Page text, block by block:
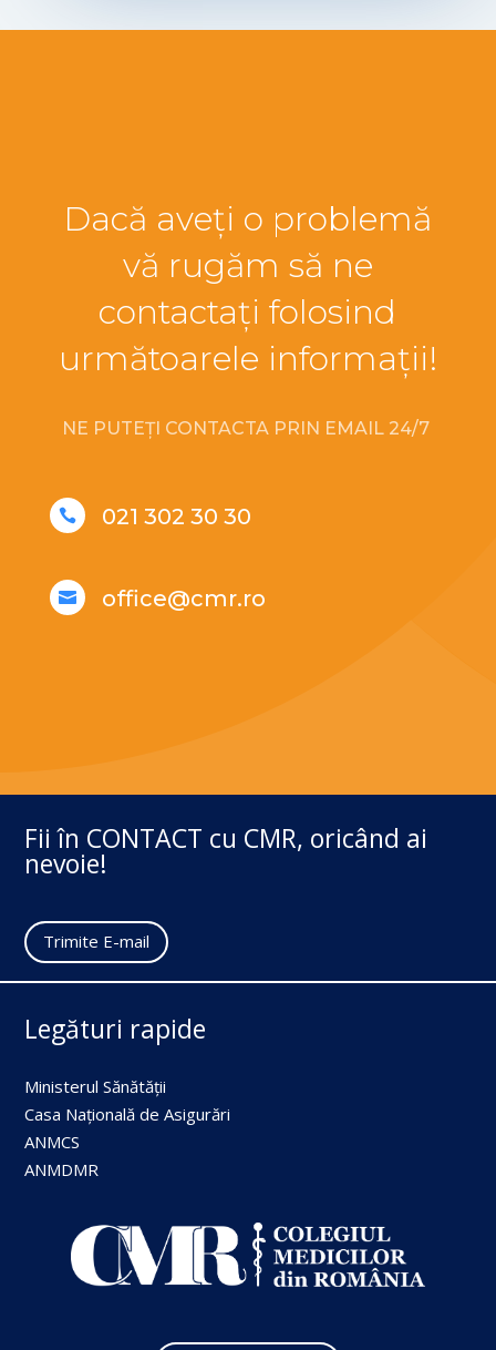
Dacă aveți o problemă
vă rugăm să ne
contactați folosind
următoarele informații!
NE PUTEȚI CONTACTA PRIN EMAIL 24/7
 021 302 30 30
 office@cmr.ro
Fii în CONTACT cu CMR, oricând ai
nevoie!
Trimite E-mail
Legături rapide
Ministerul Sănătății
Casa Națională de Asigurări
ANMCS
ANMDMR